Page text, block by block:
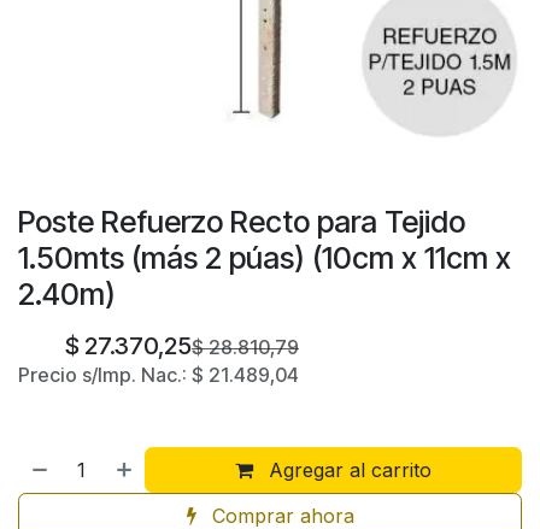
Poste Refuerzo Recto para Tejido
1.50mts (más 2 púas) (10cm x 11cm x
2.40m)
$ 27.370,25$28.810,79
Precio s/Imp. Nac.: $ 21.489,04
Agregar al carrito
Comprar ahora